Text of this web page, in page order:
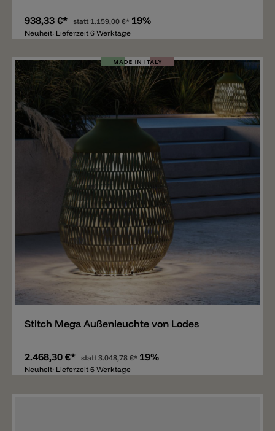
938,33 €* statt 1.159,00 €* 19%
Neuheit: Lieferzeit 6 Werktage
Merken
Stitch Mega Außenleuchte von Lodes
2.468,30 €* statt3.048,78 €* 19%
Neuheit: Lieferzeit 6 Werktage